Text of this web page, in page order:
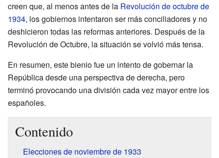
creen que, al menos antes de la Revolución de octubre de
1934, los gobiernos intentaron ser más conciliadores y no
deshicieron todas las reformas anteriores. Después de la
Revolución de Octubre, la situación se volvió más tensa.
En resumen, este bienio fue un intento de gobernar la
República desde una perspectiva de derecha, pero
terminó provocando una división cada vez mayor entre los
españoles.
Contenido
Elecciones de noviembre de 1933